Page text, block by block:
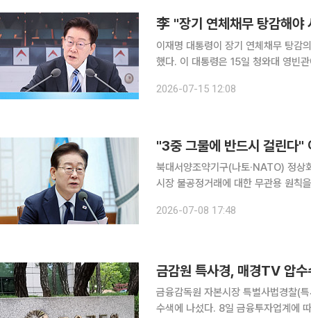
李 "장기 연체채무 탕감해
이재명 대통령이 장기 연체채무 탕감
했다. 이 대통령은 15일 청와대 영빈관에서 '경제 대도약으로 대체불가 대한민국'을 주제로 열린 관
현을 정말 잘했다. 사람을 죽이는 금
2026-07-15 12:08
"3중 그물에 반드시 걸린다"
북대서양조약기구(나토·NATO) 정상
시장 불공정거래에 대한 무관용 원칙
것으로 풀이된다. 이 대통
2026-07-08 17:48
금감원 특사경, 매경TV 압
금융감독원 자본시장 특별사법경찰(
수색에 나섰다. 8일 금융투자업계에 따르면 금감원 특사경은 이날 오전부터 서울 중구 매일경제신